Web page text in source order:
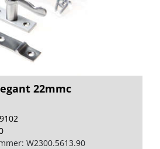
22mmc
W2300.5613.90